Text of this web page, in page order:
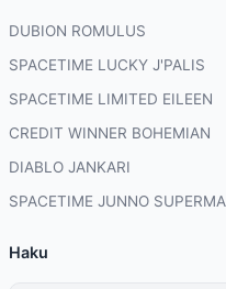
DUBION ROMULUS
SPACETIME LUCKY J'PALIS
SPACETIME LIMITED EILEEN
CREDIT WINNER BOHEMIAN
DIABLO JANKARI
SPACETIME JUNNO
Haku